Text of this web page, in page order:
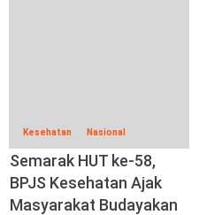
Kesehatan Nasional
Semarak HUT ke-58,
BPJS Kesehatan Ajak
Masyarakat Budayakan